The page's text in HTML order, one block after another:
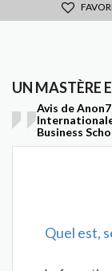
UN MASTÈRE
Avis de
Business
Quel est,